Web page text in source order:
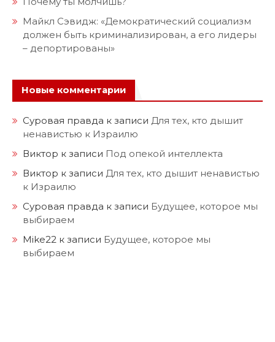
Майкл Сэвидж: «Демократический социализм
должен быть криминализирован, а его лидеры
– депортированы»
Новые комментарии
Суровая правда к записи Для тех, кто дышит
ненавистью к Израилю
Виктор к записи Под опекой интеллекта
Виктор к записи Для тех, кто дышит ненавистью
к Израилю
Суровая правда к записи Будущее, которое мы
выбираем
Mike22 к записи Будущее, которое мы
выбираем